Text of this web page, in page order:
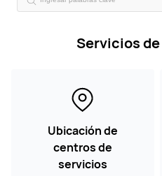
Servicios
Ubicación de
centros de
servicios